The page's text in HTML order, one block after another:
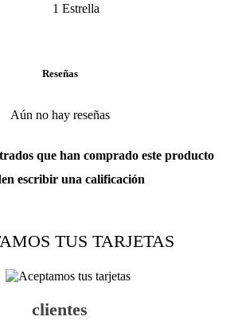
1 Estrella
Reseñas
Aún no hay reseñas
que han comprado este producto
escribir una calificación
TUS TARJETAS
clientes